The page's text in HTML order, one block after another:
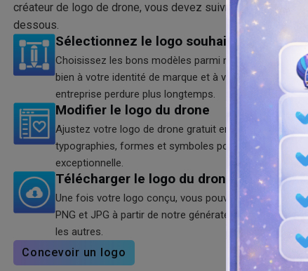
créateur de logo de drone, vous devez suivre trois étapes
dessous.
Sélectionnez le logo souhaité
Choisissez les bons modèles parmi nos idées de
bien à votre identité de marque et à vos valeurs
entreprise perdure plus longtemps.
Modifier le logo du drone
Ajustez votre logo de drone gratuit en ajoutant de
typographies, formes et symboles pour donner à votre
exceptionnelle.
Télécharger le logo du drone
Une fois votre logo conçu, vous pouvez le
PNG et JPG à partir de notre générateur de logo de
les autres.
Concevoir un logo